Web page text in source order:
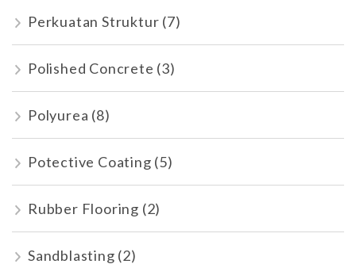
Perkuatan Struktur (7)
Polished Concrete (3)
Polyurea (8)
Potective Coating (5)
Rubber Flooring (2)
Sandblasting (2)